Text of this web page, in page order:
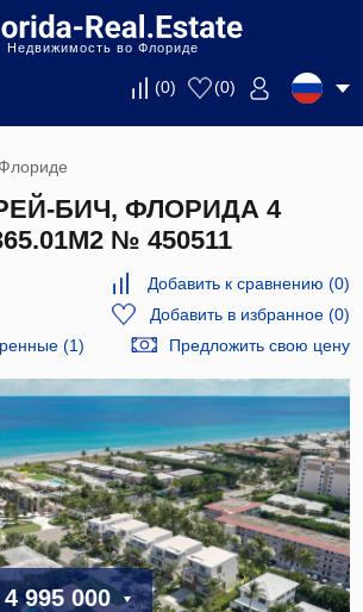
Недвижимость во Флориде
(0) (0)
БИЧ, ФЛОРИДА 4
№ 450511
Добавить к сравнению (0)
Добавить в избранное(0)
(1)
Предложить свою цену
995 000